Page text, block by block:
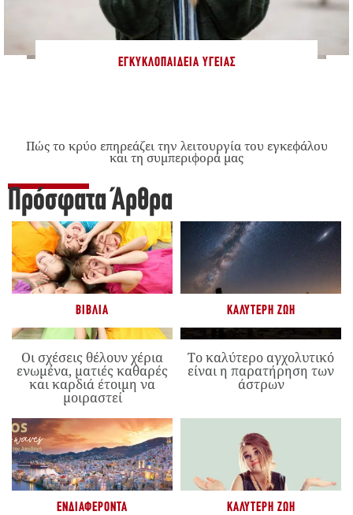
ΕΓΚΥΚΛΟΠΑΊΔΕΙΑ ΥΓΕΊΑΣ
Πώς το κρύο επηρεάζει την λειτουργία του εγκεφάλου
και τη συμπεριφορά μας
Πρόσφατα Άρθρα
ΒΙΒΛΊΑ
Οι σχέσεις θέλουν χέρια
ενωμένα, ματιές καθαρές
και καρδιά έτοιμη να
μοιραστεί
ΚΑΛΎΤΕΡΗ ΖΩΉ
Το καλύτερο αγχολυτικό
είναι η παρατήρηση των
άστρων
ΕΝΔΙΑΦΈΡΟΝΤΑ ΚΑΛΎΤΕΡΗ ΖΩΉ